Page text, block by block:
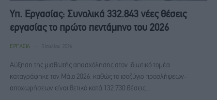
Υπ. Εργασίας: Συνολικά 332.843 νέες θέσεις
εργασίας το πρώτο πεντάμηνο του 2026
ΕΡΓΑΣΊΑ 3 Ιουλίου, 2026
Αύξηση της μισθωτής απασχόλησης στον ιδιωτικό τομέα
καταγράφηκε τον Μάιο 2026, καθώς το ισοζύγιο προσλήψεων-
αποχωρήσεων είναι θετικό κατά 132.730 θέσεις…